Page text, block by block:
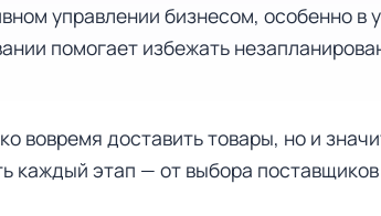
управлении бизнесом, особенно в
помогает избежать
вовремя доставить товары, но и
каждый этап — от выбора